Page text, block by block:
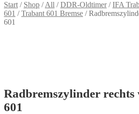
Start / Shop /All /DDR-Oldtimer/IFA
601 /Trabant 601 Bremse /
601
Radbremszylinder
601